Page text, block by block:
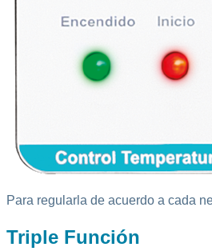
Para regularla de acuerdo a cada
Triple Función